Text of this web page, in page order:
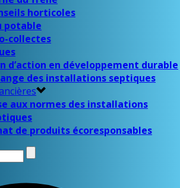
horticoles
potable
collectes
d’action en développement durable
des installations septiques
aux normes des installations
de produits écoresponsables